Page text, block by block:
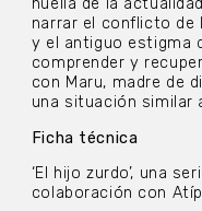
huella de la
narrar el conflicto de
y el antiguo estigma
comprender y
con Maru, madre de
una situación similar
Ficha técnica
‘El hijo zurdo’, una
colaboración con